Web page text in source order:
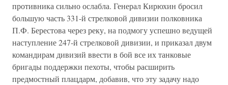
противника сильно ослабла. Генерал Кирюхин бросил
большую часть 331-й стрелковой дивизии полковника
П.Ф. Берестова через реку, на подмогу успешно ведущей
наступление 247-й стрелковой дивизии, и приказал двум
командирам дивизий ввести в бой все их танковые
бригады поддержки пехоты, чтобы расширить
предмостный плацдарм, добавив, что эту задачу надо